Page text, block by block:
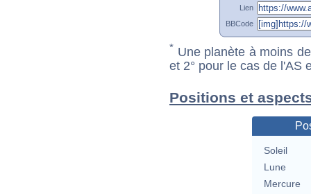
Lien
BBCode
* Une planète à moins
et 2° pour le cas de l'AS
Positions et
Soleil
Lune
Mercure